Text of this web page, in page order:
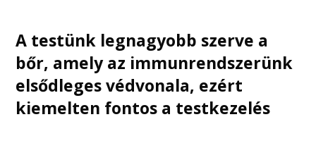
A testünk legnagyobb szerve a
bőr, amely az immunrendszerünk
elsődleges védvonala, ezért
kiemelten fontos a testkezelés